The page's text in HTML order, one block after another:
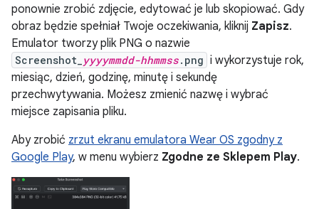
ponownie zrobić zdjęcie, edytować je lub skopiować. Gdy
obraz będzie spełniał Twoje oczekiwania, kliknij Zapisz.
Emulator tworzy plik PNG o nazwie
Screenshot_ yyyymmdd-hhmmss.png i wykorzystuje rok,
miesiąc, dzień, godzinę, minutę i sekundę
przechwytywania. Możesz zmienić nazwę i wybrać
miejsce zapisania pliku.
Aby zrobić zrzut ekranu emulatora Wear OS zgodny z
Google Play, w menu wybierz Zgodne ze Sklepem Play.